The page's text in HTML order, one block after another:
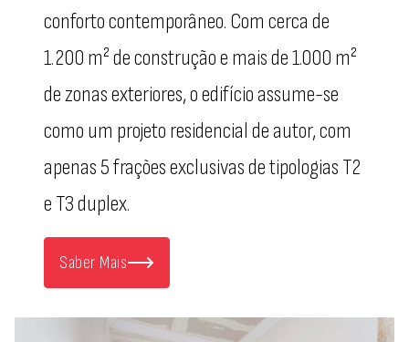
conforto contemporâneo. Com cerca de
1.200 m² de construção e mais de 1.000 m²
de zonas exteriores, o edifício assume-se
como um projeto residencial de autor, com
apenas 5 frações exclusivas de tipologias T2
e T3 duplex.
Saber Mais